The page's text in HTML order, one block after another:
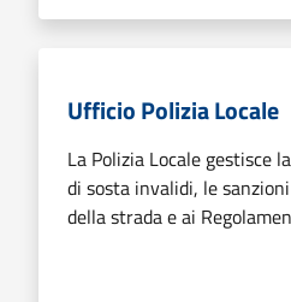
Ufficio Polizia Locale
La Polizia Locale gestisce
di sosta invalidi, le
della strada e ai